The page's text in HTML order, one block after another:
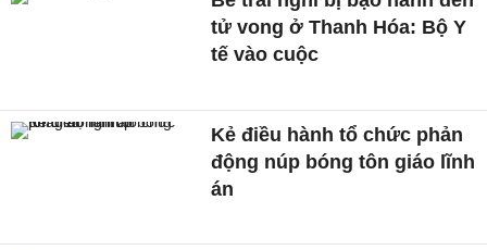
tử vong ở Thanh Hóa: Bộ Y
tế vào cuộc
Kẻ điều hành tổ chức phản
động núp bóng tôn giáo lĩnh
án